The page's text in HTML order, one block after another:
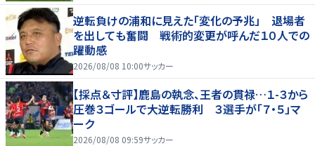
逆転負けの浦和に見えた「変化の予兆」 退場者
を出しても奮闘 戦術的変更が呼んだ１０人での
躍動感
2026/08/08 10:00サッカー
【採点＆寸評】鹿島の執念、王者の貫禄…１-３から
圧巻３ゴールで大逆転勝利 ３選手が「７・５」マ
ーク
2026/08/08 09:59サッカー